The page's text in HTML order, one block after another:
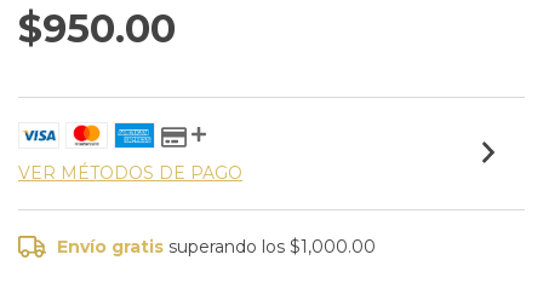
$950.00
VER MÉTODOS DE PAGO
Envío gratis superando los$1,000.00